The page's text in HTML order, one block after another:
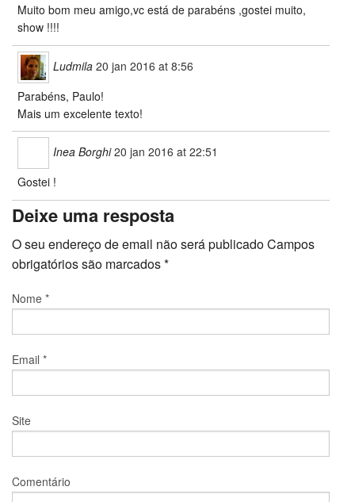
Muito bom meu amigo,vc está de parabéns ,gostei muito,
show !!!!
Ludmila 20 jan 2016 at 8:56
Parabéns, Paulo!
Mais um excelente texto!
Inea Borghi 20 jan 2016 at 22:51
Gostei !
Deixe uma resposta
O seu endereço de email não será publicadoCampos
obrigatórios são marcados*
Nome *
Email *
Site
Comentário